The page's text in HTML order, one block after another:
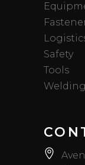
Safety
Tools
Welding